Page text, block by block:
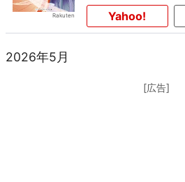
Yahoo!
2026年5月
[広告]